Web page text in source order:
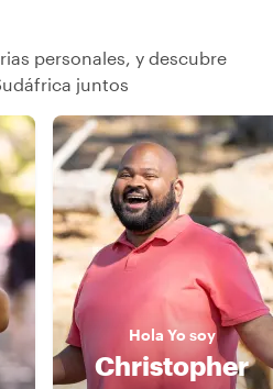
personales, y descubre
juntos
Hola Yo soy
Christopher